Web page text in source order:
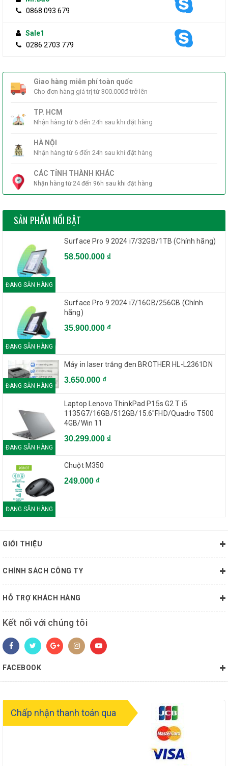
0868 093 679
Sale1
0286 2703 779
Giao hàng miễn phí toàn quốc
Cho đơn hàng giá trị từ 300.000đ trở lên
TP. HCM
Nhận hàng từ 6 đến 24h sau khi đặt hàng
HÀ NỘI
Nhận hàng từ 6 đến 24h sau khi đặt hàng
CÁC TỈNH THÀNH KHÁC
Nhận hàng từ 24 đến 96h sau khi đặt hàng
SẢN PHẨM NỔI BẬT
ĐANG SẴN HÀNG
Surface Pro 9 2024 i7/32GB/1TB (Chính hãng)
58.500.000 ₫
ĐANG SẴN HÀNG
Surface Pro 9 2024 i7/16GB/256GB (Chính
hãng)
35.900.000 ₫
ĐANG SẴN HÀNG
Máy in laser trắng đen BROTHER HL-L2361DN
3.650.000 ₫
ĐANG SẴN HÀNG
Laptop Lenovo ThinkPad P15s G2 T i5
1135G7/16GB/512GB/15.6"FHD/Quadro T500
4GB/Win 11
30.299.000 ₫
ĐANG SẴN HÀNG
Chuột M350
249.000 ₫
GIỚI THIỆU
CHÍNH SÁCH CÔNG TY
HỖ TRỢ KHÁCH HÀNG
Kết nối với chúng tôi
FACEBOOK
Chấp nhận thanh toán qua